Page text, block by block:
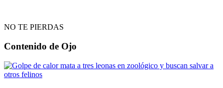
NO TE PIERDAS
Contenido de Ojo